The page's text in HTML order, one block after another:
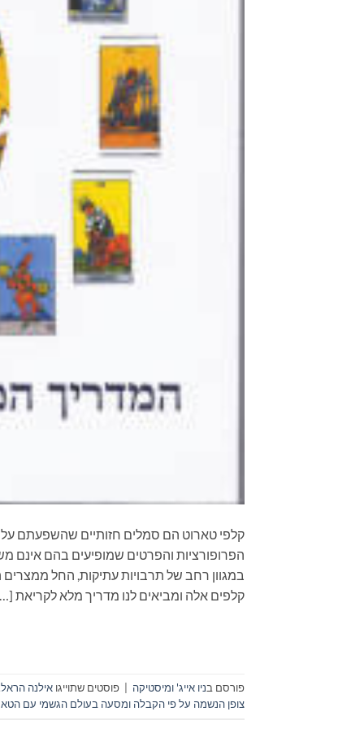
קלפי טארוט הם סמלים חזותיים שהשפעתם
הפרופורציות והפרטים שמופיעים בהם אינם
במגוון רחב של תרבויות עתיקות, החל
קלפים אלה ומביאים לנו מדריך מלא לקריאת
פורסם בניו אייג' ומיסטיקה פוסטים שתוייגו אילנה הראל
צופן הנשמה על פי הקבלה ומסעה בעולם הגשמי עם